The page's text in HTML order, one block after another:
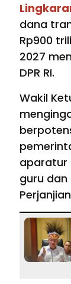
dana
Rp900
2027
DPR RI.
Wakil
aparatur
guru dan